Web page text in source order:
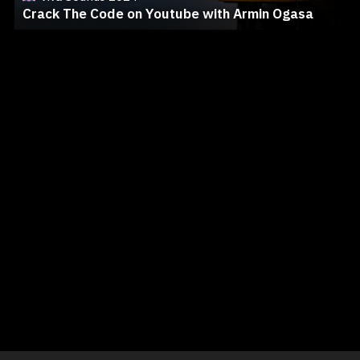
Crack The Code on Youtube with Armin Ogasa